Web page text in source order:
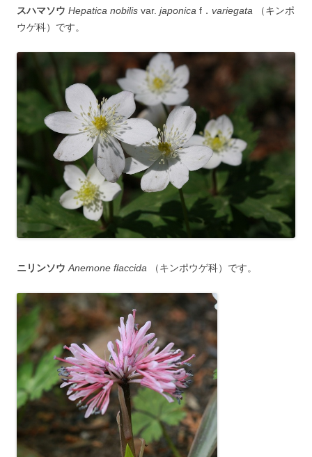
スハマソウ Hepatica nobilis var. japonica f． variegata （キンポ
ウゲ科）です。
ニリンソウ Anemone flaccida （キンポウゲ科）です。